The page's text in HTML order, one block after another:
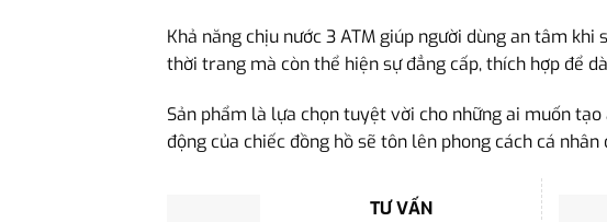
Khả năng chịu nước 3 ATM giúp người dùng an tâm
thời trang mà còn thể hiện sự đẳng cấp, thích hợp để
Sản phẩm là lựa chọn tuyệt vời cho những ai muốn
động của chiếc đồng hồ sẽ tôn lên phong cách cá
TƯ VẤN